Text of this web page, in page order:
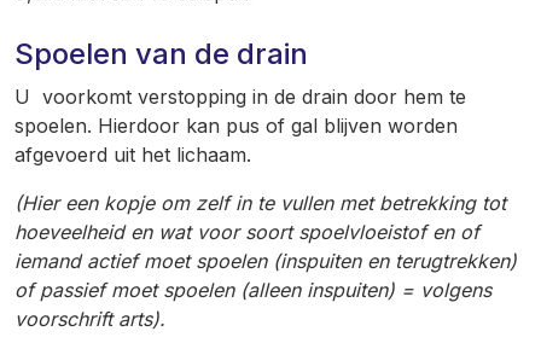
Spoelen van de drain
U voorkomt verstopping in de drain door hem te
spoelen. Hierdoor kan pus of gal blijven worden
afgevoerd uit het lichaam.
(Hier een kopje om zelf in te vullen met betrekking tot
hoeveelheid en wat voor soort spoelvloeistof en of
iemand actief moet spoelen (inspuiten en terugtrekken)
of passief moet spoelen (alleen inspuiten) = volgens
voorschrift arts).